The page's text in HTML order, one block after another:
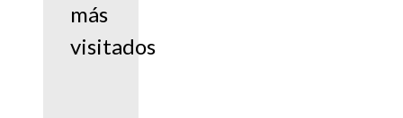
más
visitados